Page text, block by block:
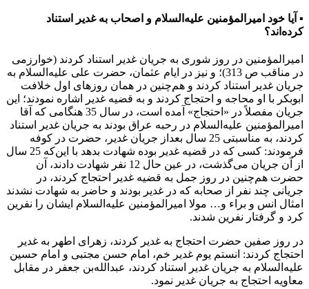
▪ آیا خود امیرالمؤمنین علیه‌السلام و اصحاب به غدیر استناد
کرده‌اند؟
امیرالمؤمنین در روز شوری به جریان غدیر استناد کردند (خوارزمی
در مناقب ص 313)؛ و نیز در ایام عثمان، حضرت علی علیه‌السلام به
جریان غدیر استناد کردند و هم‌چنین در همان روزهای اول خلافت
ابوبکر با او محاجه و احتجاج کردند و به قضیه غدیر اشاره نمودند؛ این
جریان مفصلاً در «احتجاج» آمده است، در سال 35 هنگامی که آقا
امیرالمؤمنین علیه‌السلام در رحبه عراق بودند به جریان غدیر استناد
کردند، به مناسبتی 25 سال بعداز جریان غدیر، حضرت در کوفه
فرمودند: کسی که در قضیه غدیر بوده شهادت بدهد با این‌که 25 سال
از آن جریان می‌گذشت، در عین حال 12 نفر شهادت دادند، آن
حضرت هم‌چنین در روز جمل به قضیه غدیر احتجاج کردند، در
جریانی چند نفر از صحابه که در غدیر بودند و حاضر به شهادت نشدند
امثال انس و براء و… مولا امیرالمؤمنین علیه‌السلام ایشان را نفرین
کرد و گرفتار نفرین شدند.
در روز صفین حضرت احتجاج به غدیر کردند، زهرای اطهر به غدیر
احتجاج کردند: انستم یوم غدیر خم، امام حسن مجتبی و امام حسین
علیه‌السلام به جریان غدیر استناد کردند، عبدالله‌بن جعفر در مقابل
معاویه احتجاج به جریان غدیر نمود.